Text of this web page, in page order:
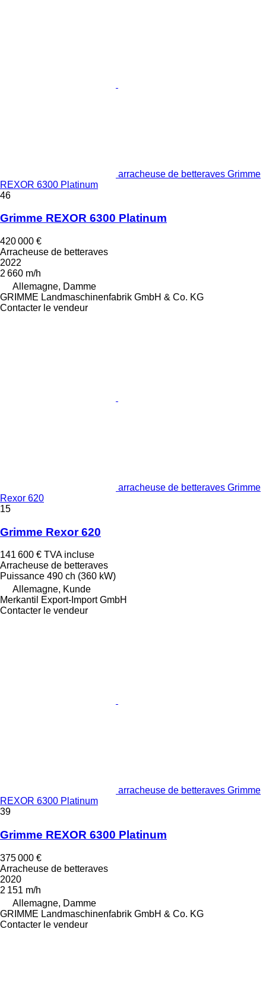
arracheuse de betteraves Grimme
REXOR 6300 Platinum
46
Grimme REXOR 6300 Platinum
420 000 €
Arracheuse de betteraves
2022
2 660 m/h
Allemagne, Damme
GRIMME Landmaschinenfabrik GmbH & Co. KG
Contacter le vendeur
arracheuse de betteraves Grimme
Rexor 620
15
Grimme Rexor 620
141 600 € TVA incluse
Arracheuse de betteraves
Puissance 490 ch (360 kW)
Allemagne, Kunde
Merkantil Export-Import GmbH
Contacter le vendeur
arracheuse de betteraves Grimme
REXOR 6300 Platinum
39
Grimme REXOR 6300 Platinum
375 000 €
Arracheuse de betteraves
2020
2 151 m/h
Allemagne, Damme
GRIMME Landmaschinenfabrik GmbH & Co. KG
Contacter le vendeur